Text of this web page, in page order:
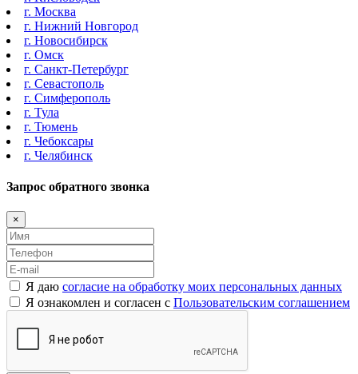
г. Москва
г. Нижний Новгород
г. Новосибирск
г. Омск
г. Санкт-Петербург
г. Севастополь
г. Симферополь
г. Тула
г. Тюмень
г. Чебоксары
г. Челябинск
Запрос обратного звонка
×
Я даю согласие на обработку моих персональных данных
Я ознакомлен и согласен с Пользовательским соглашением